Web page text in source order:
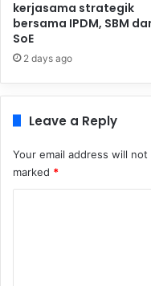
kerjasama strategik
bersama IPDM, SBM
SoE
2 days ago
Leave a Reply
Your email address will
marked *